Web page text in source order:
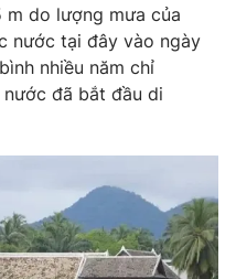
m do lượng mưa của
nước tại đây vào ngày
nhiều năm chỉ
đã bắt đầu di